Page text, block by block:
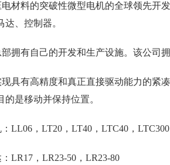
电材料的突破性微型电机的全球领先开
、控制器。
部拥有自己的开发和生产设施。该公司
现具有高精度和真正直接驱动能力的紧
是移动并保持位置。
LL06，LT20，LT40，LTC40，
LR17，LR23-50，LR23-80